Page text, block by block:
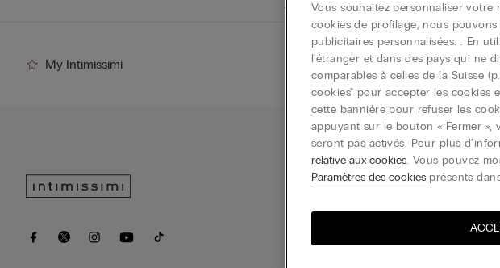
My Intimissimi Carte cadeau
courant des nouveautés et
Vous souhaitez personnaliser votre
cookies de profilage, nous
publicitaires personnalisées. . En
l'étranger et dans des pays qui ne
comparables à celles de la Suisse
cookies" pour accepter les cookies
cette bannière pour refuser les
appuyant sur le bouton « Fermer
seront pas activés. Pour plus
relative aux cookies. Vous pouvez
Paramètres des cookies présents